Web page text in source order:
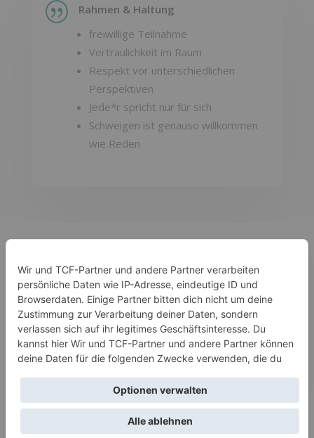
|
Rahmen & Haltung
freiwillige Teilnahme
Vertraulichkeit im Raum
Respekt vor unterschiedlichen
Perspektiven
Jede*r spricht nur für sich
Schweigen ist genauso willkommen
wie Reden
K@RL, ein Programm der IBOP gUG
Ein Bildungs- und Kulturangebot, das junge
Menschen stärkt, ihre eigene Stimme zu
finden – im echten Leben.
© IBOP gUG